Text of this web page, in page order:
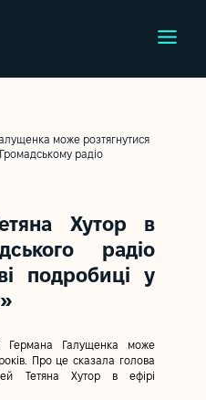
може розтягнутися
радіо
Хутор в
радіо
подробиці у
Германа Галущенка може
Про це сказала голова
Тетяна Хутор в ефірі